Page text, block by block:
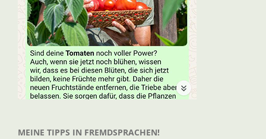
MEINE TIPPS IN FREMDSPRACHEN!